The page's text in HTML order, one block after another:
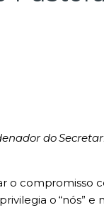
do
o compromisso
o “nós” e